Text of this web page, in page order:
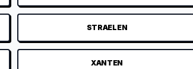
STRAELEN
XANTEN